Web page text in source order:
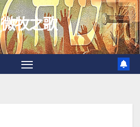
微牧之歌